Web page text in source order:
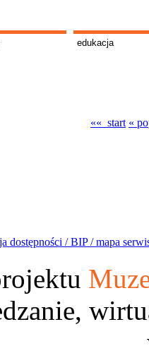
edukacja
«« start «
dostępności /BIP /mapa